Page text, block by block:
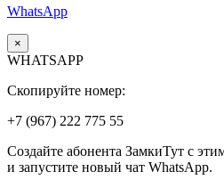
WhatsApp
×
WHATSAPP
Скопируйте номер:
+7 (967) 222 775 55
Создайте абонента ЗамкиТут с
и запустите новый чат WhatsApp.